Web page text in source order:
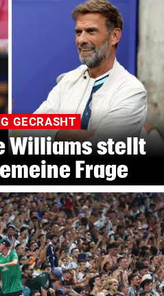
GECRASHT
Williams stellt
Frage